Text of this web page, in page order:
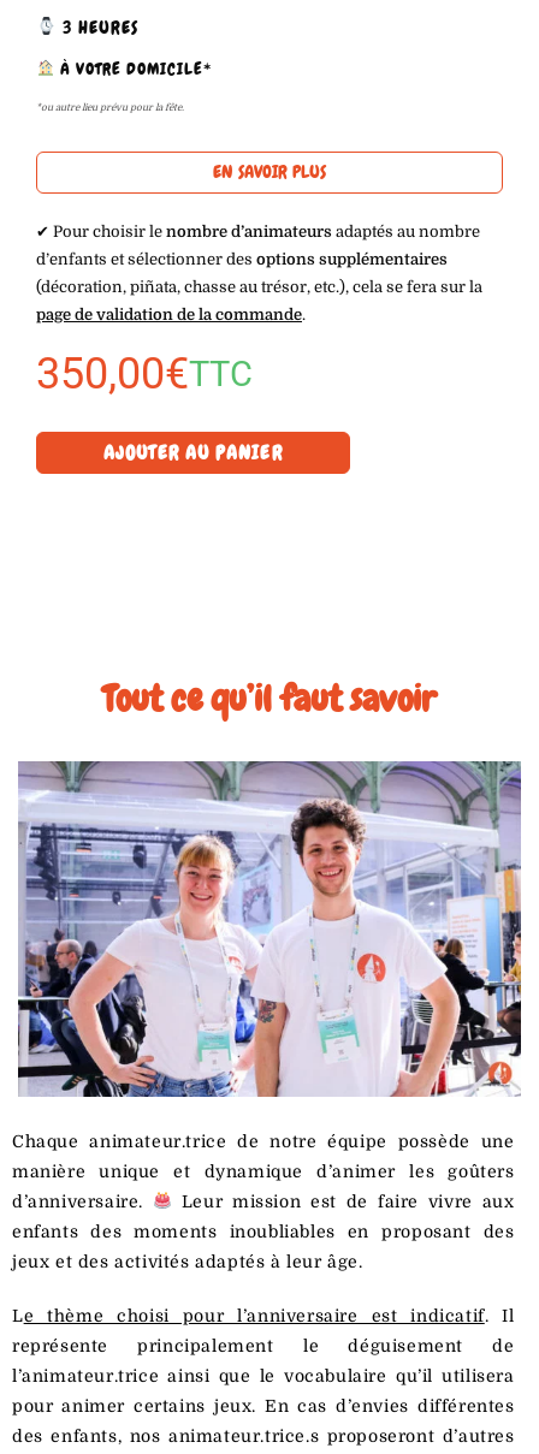
3 HEURES
À VOTRE DOMICILE*
*ou autre lieu prévu pour la fête.
EN SAVOIR PLUS
✔︎ Pour choisir le nombre d’animateurs adaptés au nombre
d’enfants et sélectionner des options supplémentaires
(décoration, piñata, chasse au trésor, etc.), cela se fera sur la
page de validation de la commande.
350,00€TTC
AJOUTER AU PANIER
Tout ce qu’il faut savoir
Chaque animateur.trice de notre équipe possède une
manière unique et dynamique d’animer les goûters
d’anniversaire.
Leur mission est de faire vivre aux
enfants des moments inoubliables en proposant des
jeux et des activités adaptés à leur âge.
Le thème choisi pour l’anniversaire est indicatif. Il
représente principalement le déguisement de
l’animateur.trice ainsi que le vocabulaire qu’il utilisera
pour animer certains jeux. En cas d’envies différentes
des enfants, nos animateur.trice.s proposeront d’autres